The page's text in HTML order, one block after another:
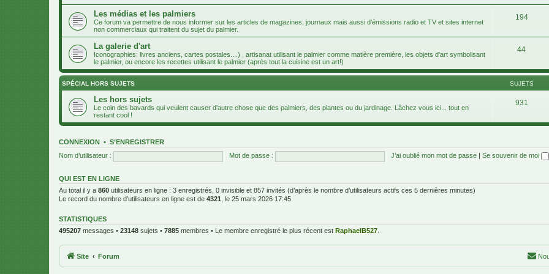
Les médias et les palmiers
Ce forum va permettre de nous informer sur les articles de magazines, journaux mais aussi d'émissions radio et TV et sites internet
non commerciaux qui traitent du sujet du palmier.
194
La galerie d'art
Iconographies: livres anciens, cartes postales....) , artisanat utilisant le palmier comme matière première, les objets d'art symbolisant
le palmier, ou encore les recettes utilisant le palmier (après tout la cuisine est un art!)
44
SPÉCIAL HORS SUJETS SUJETS
Les hors sujets
Le coin des bavards qui veulent causer d'autre chose que des palmiers, des plantes ou du jardinage. Lâchez vous ici... tout en
restant cool !
931
CONNEXION • S’ENREGISTRER
Nom d’utilisateur :
Mot de passe : J’ai oublié mon mot de passe Se souvenir de moi
QUI EST EN LIGNE
Au total il y a 860 utilisateurs en ligne : 3 enregistrés, 0 invisible et 857 invités (d’après le nombre d’utilisateurs actifs ces 5 dernières minutes)
Le record du nombre d’utilisateurs en ligne est de 4321 , le 25 mars 2026 17:45
STATISTIQUES
495207 messages • 23148 sujets • 7885 membres • Le membre enregistré le plus récent est RaphaelB527
Site Forum